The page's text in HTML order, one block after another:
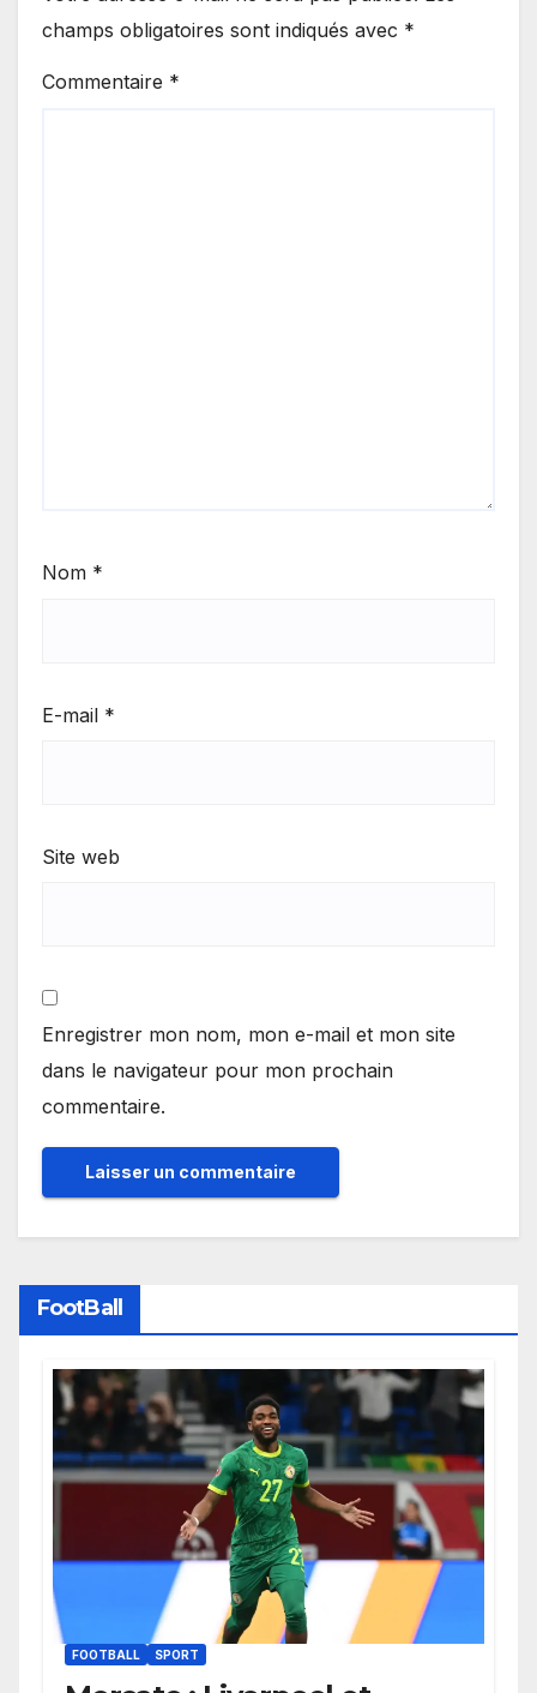
champs obligatoires sont indiqués avec *
Commentaire *
Nom *
E-mail *
Site web
Enregistrer mon nom, mon e-mail et mon site
dans le navigateur pour mon prochain
commentaire.
FootBall
FOOTBALL SPORT